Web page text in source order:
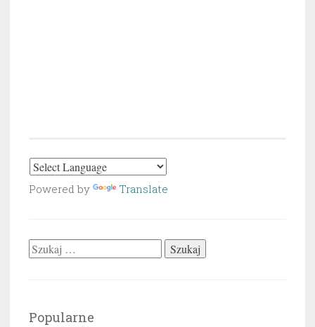
Powered by Translate
Szukaj:
Popularne